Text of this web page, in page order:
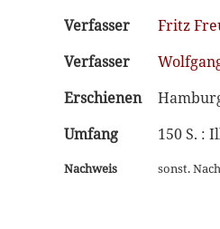
Verfasser
Fritz
Verfasser
Wolfgang
Erschienen
Umfang
150 S. :
Nachweis sonst.